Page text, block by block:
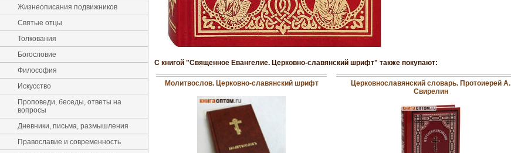
Жизнеописания подвижников
Святые отцы
Толкования
Богословие
Философия
Искусство
Проповеди, беседы, ответы на
вопросы
Дневники, письма, размышления
Православие и современность
С книгой "Священное Евангелие. Церковно-славянский шрифт" также покупают:
Молитвослов. Церковно-славянский шрифт
Церковнославянский словарь. Протоиерей А.
Свирелин